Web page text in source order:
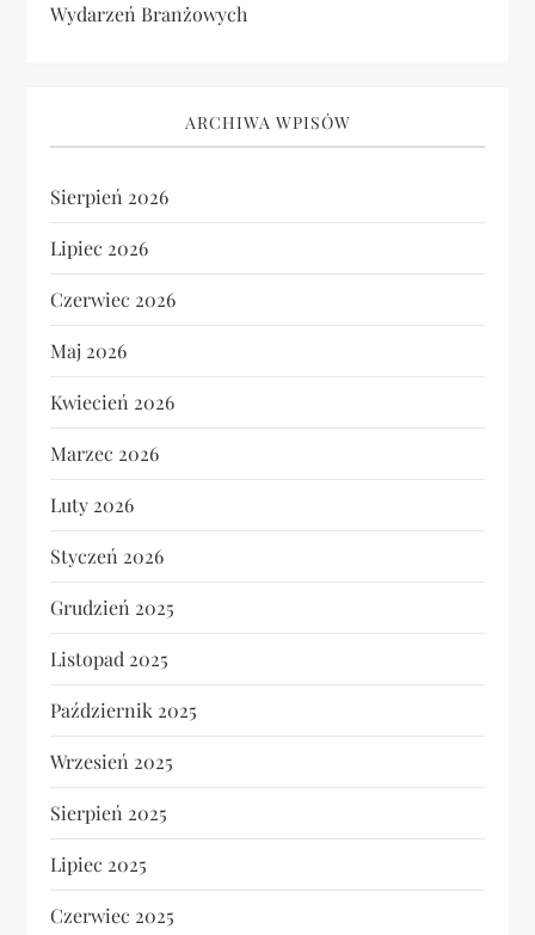
Wydarzeń Branżowych
ARCHIWA WPISÓW
Sierpień 2026
Lipiec 2026
Czerwiec 2026
Maj 2026
Kwiecień 2026
Marzec 2026
Luty 2026
Styczeń 2026
Grudzień 2025
Listopad 2025
Październik 2025
Wrzesień 2025
Sierpień 2025
Lipiec 2025
Czerwiec 2025